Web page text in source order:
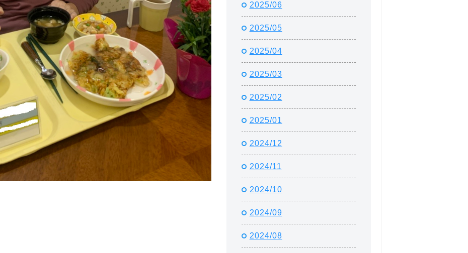
2025/06
2025/05
2025/04
2025/03
2025/02
2025/01
2024/12
2024/11
2024/10
2024/09
2024/08